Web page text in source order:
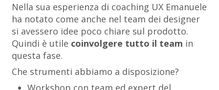
Nella sua esperienza di coaching UX Emanuele
ha notato come anche nel team dei designer
si avessero idee poco chiare sul prodotto.
Quindi è utile coinvolgere tutto il team in
questa fase.
Che strumenti abbiamo a disposizione?
Workshop con team ed expert del